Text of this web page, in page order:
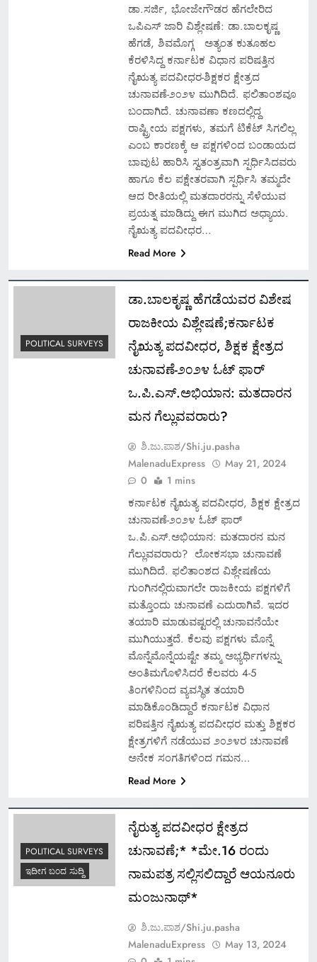
ಡಾ.ಸರ್ಜಿ, ಭೋಜೇಗೌಡರ ಹೆಗಲೇರಿದ
ಒಪಿಎಸ್ ಜಾರಿ ವಿಶ್ಲೇಷಣೆ: ಡಾ.ಬಾಲಕೃಷ್ಣ
ಹೆಗಡೆ, ಶಿವಮೊಗ್ಗ ಅತ್ಯಂತ ಕುತೂಹಲ
ಕೆರಳಿಸಿದ್ದ ಕರ್ನಾಟಕ ವಿಧಾನ ಪರಿಷತ್ತಿನ
ನೈಋತ್ಯ ಪದವೀಧರ-ಶಿಕ್ಷಕರ ಕ್ಷೇತ್ರದ
ಚುನಾವಣೆ-೨೦೨೪ ಮುಗಿದಿದೆ. ಫಲಿತಾಂಶವೂ
ಬಂದಾಗಿದೆ. ಚುನಾವಣಾ ಕಣದಲ್ಲಿದ್ದ
ರಾಷ್ಟ್ರೀಯ ಪಕ್ಷಗಳು, ತಮಗೆ ಟಿಕೆಟ್ ಸಿಗಲಿಲ್ಲ
ಎಂಬ ಕಾರಣಕ್ಕೆ ಆ ಪಕ್ಷಗಳಿಂದ ಬಂಡಾಯದ
ಬಾವುಟ ಹಾರಿಸಿ ಸ್ವತಂತ್ರವಾಗಿ ಸ್ಪರ್ಧಿಸಿದವರು
ಹಾಗೂ ಕೆಲ ಪಕ್ಷೇತರವಾಗಿ ಸ್ಪರ್ಧಿಸಿ ತಮ್ಮದೇ
ಆದ ರೀತಿಯಲ್ಲಿ ಮತದಾರರನ್ನು ಸೆಳೆಯುವ
ಪ್ರಯತ್ನ ಮಾಡಿದ್ದು ಈಗ ಮುಗಿದ ಅಧ್ಯಾಯ.
ನೈಋತ್ಯ ಪದವೀಧರ…
Read More
POLITICAL SURVEYS
ಡಾ.ಬಾಲಕೃಷ್ಣ ಹೆಗಡೆಯವರ ವಿಶೇಷ
ರಾಜಕೀಯ ವಿಶ್ಲೇಷಣೆ;ಕರ್ನಾಟಕ
ನೈಋತ್ಯ ಪದವೀಧರ, ಶಿಕ್ಷಕ ಕ್ಷೇತ್ರದ
ಚುನಾವಣೆ-೨೦೨೪ ಓಟ್ ಫಾರ್
ಒ.ಪಿ.ಎಸ್.ಅಭಿಯಾನ: ಮತದಾರನ
ಮನ ಗೆಲ್ಲುವವರಾರು?
ಶಿ.ಜು.ಪಾಶ/Shi.ju.pasha
MalenaduExpress
May 21, 2024
0
1 mins
ಕರ್ನಾಟಕ ನೈಋತ್ಯ ಪದವೀಧರ, ಶಿಕ್ಷಕ ಕ್ಷೇತ್ರದ
ಚುನಾವಣೆ-೨೦೨೪ ಓಟ್ ಫಾರ್
ಒ.ಪಿ.ಎಸ್.ಅಭಿಯಾನ: ಮತದಾರನ ಮನ
ಗೆಲ್ಲುವವರಾರು? ಲೋಕಸಭಾ ಚುನಾವಣೆ
ಮುಗಿದಿದೆ. ಫಲಿತಾಂಶದ ವಿಶ್ಲೇಷಣೆಯ
ಗುಂಗಿನಲ್ಲಿರುವಾಗಲೇ ರಾಜಕೀಯ ಪಕ್ಷಗಳಿಗೆ
ಮತ್ತೊಂದು ಚುನಾವಣೆ ಎದುರಾಗಿವೆ. ಇದರ
ತಯಾರಿ ಮಾಡುವಷ್ಟರಲ್ಲಿ ಚುನಾವನೆಯೇ
ಮುಗಿಯುತ್ತದೆ. ಕೆಲವು ಪಕ್ಷಗಳು ಮೊನ್ನೆ
ಮೊನ್ನೆಮೊನ್ನೆಯಷ್ಟೇ ತಮ್ಮ ಅಭ್ಯರ್ಥಿಗಳನ್ನು
ಅಂತಿಮಗೊಳಿಸಿದರೆ ಕೆಲವರು 4-5
ತಿಂಗಳಿನಿಂದ ವ್ಯವಸ್ಥಿತ ತಯಾರಿ
ಮಾಡಿಕೊಂಡಿದ್ದಾರೆ ಕರ್ನಾಟಕ ವಿಧಾನ
ಪರಿಷತ್ತಿನ ನೈಋತ್ಯ ಪದವೀಧರ ಮತ್ತು ಶಿಕ್ಷಕರ
ಕ್ಷೇತ್ರಗಳಿಗೆ ನಡೆಯುವ ೨೦೨೪ರ ಚುನಾವಣೆ
ಅನೇಕ ಸಂಗತಿಗಳಿಂದ ಗಮನ…
Read More
POLITICAL SURVEYS
ಇದೀಗ ಬಂದ ಸುದ್ದಿ
ನೈರುತ್ಯ ಪದವೀಧರ ಕ್ಷೇತ್ರದ
ಚುನಾವಣೆ;* *ಮೇ.16 ರಂದು
ನಾಮಪತ್ರ ಸಲ್ಲಿಸಲಿದ್ದಾರೆ ಆಯನೂರು
ಮಂಜುನಾಥ್*
ಶಿ.ಜು.ಪಾಶ/Shi.ju.pasha
MalenaduExpress
May 13, 2024